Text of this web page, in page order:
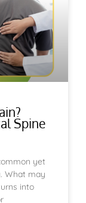
Spine
yet
What may
into